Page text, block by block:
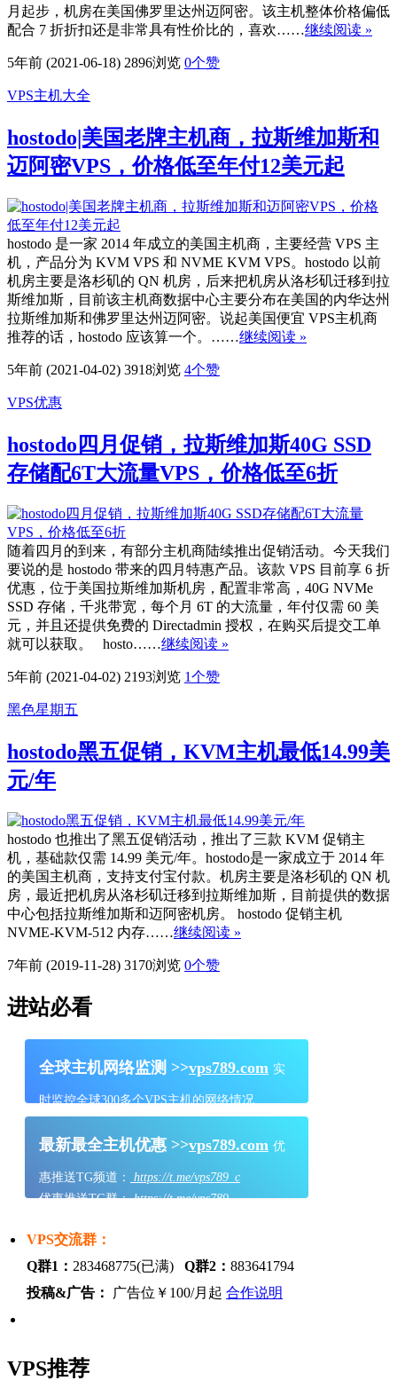
月起步，机房在美国佛罗里达州迈阿密。该主机整体价格偏低
配合 7 折折扣还是非常具有性价比的，喜欢……继续阅读 »
5年前 (2021-06-18) 2896浏览 0个赞
VPS主机大全
hostodo|美国老牌主机商，拉斯维加斯和
迈阿密VPS，价格低至年付12美元起
hostodo 是一家 2014 年成立的美国主机商，主要经营 VPS 主
机，产品分为 KVM VPS 和 NVME KVM VPS。hostodo 以前
机房主要是洛杉矶的 QN 机房，后来把机房从洛杉矶迁移到拉
斯维加斯，目前该主机商数据中心主要分布在美国的内华达州
拉斯维加斯和佛罗里达州迈阿密。说起美国便宜 VPS主机商
推荐的话，hostodo 应该算一个。……继续阅读 »
5年前 (2021-04-02) 3918浏览 4个赞
VPS优惠
hostodo四月促销，拉斯维加斯40G SSD
存储配6T大流量VPS，价格低至6折
随着四月的到来，有部分主机商陆续推出促销活动。今天我们
要说的是 hostodo 带来的四月特惠产品。该款 VPS 目前享 6 折
优惠，位于美国拉斯维加斯机房，配置非常高，40G NVMe
SSD 存储，千兆带宽，每个月 6T 的大流量，年付仅需 60 美
元，并且还提供免费的 Directadmin 授权，在购买后提交工单
就可以获取。 hosto……继续阅读 »
5年前 (2021-04-02) 2193浏览 1个赞
黑色星期五
hostodo黑五促销，KVM主机最低14.99美
元/年
hostodo 也推出了黑五促销活动，推出了三款 KVM 促销主
机，基础款仅需 14.99 美元/年。hostodo是一家成立于 2014 年
的美国主机商，支持支付宝付款。机房主要是洛杉矶的 QN 机
房，最近把机房从洛杉矶迁移到拉斯维加斯，目前提供的数据
中心包括拉斯维加斯和迈阿密机房。 hostodo 促销主机
NVME-KVM-512 内存……继续阅读 »
7年前 (2019-11-28) 3170浏览 0个赞
进站必看
全球主机网络监测 >>vps789.com 实
时监控全球300多个VPS主机的网络情况
最新最全主机优惠 >>vps789.com 优
惠推送TG频道：
https://t.me/vps789_c
优惠推送TG群：https://t.me/vps789
VPS交流群：
Q群1： 283468775(已满) Q群2： 883641794
投稿&广告：
广告位￥100/月起 合作说明
VPS推荐